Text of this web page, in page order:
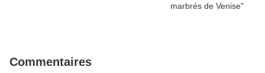
Commentaires